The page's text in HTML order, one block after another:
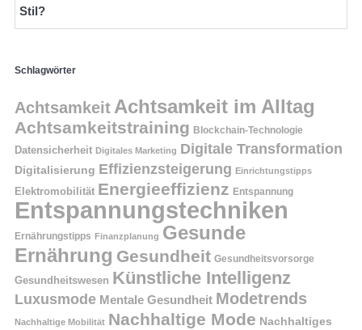
Stil?
Schlagwörter
Achtsamkeit Achtsamkeit im Alltag
Achtsamkeitstraining Blockchain-Technologie
Datensicherheit Digitales Marketing Digitale Transformation
Digitalisierung Effizienzsteigerung Einrichtungstipps
Elektromobilität Energieeffizienz Entspannung
Entspannungstechniken
Ernährungstipps Finanzplanung Gesunde
Ernährung Gesundheit Gesundheitsvorsorge
Gesundheitswesen Künstliche Intelligenz
Luxusmode Mentale Gesundheit Modetrends
Nachhaltige Mobilität Nachhaltige Mode Nachhaltiges